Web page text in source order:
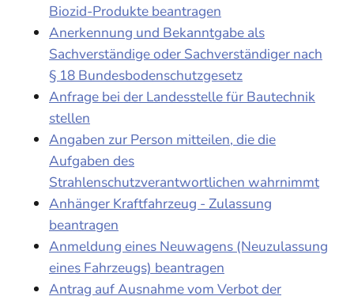
Biozid-Produkte beantragen
Anerkennung und Bekanntgabe als
Sachverständige oder Sachverständiger nach
§ 18 Bundesbodenschutzgesetz
Anfrage bei der Landesstelle für Bautechnik
stellen
Angaben zur Person mitteilen, die die
Aufgaben des
Strahlenschutzverantwortlichen wahrnimmt
Anhänger Kraftfahrzeug - Zulassung
beantragen
Anmeldung eines Neuwagens (Neuzulassung
eines Fahrzeugs) beantragen
Antrag auf Ausnahme vom Verbot der